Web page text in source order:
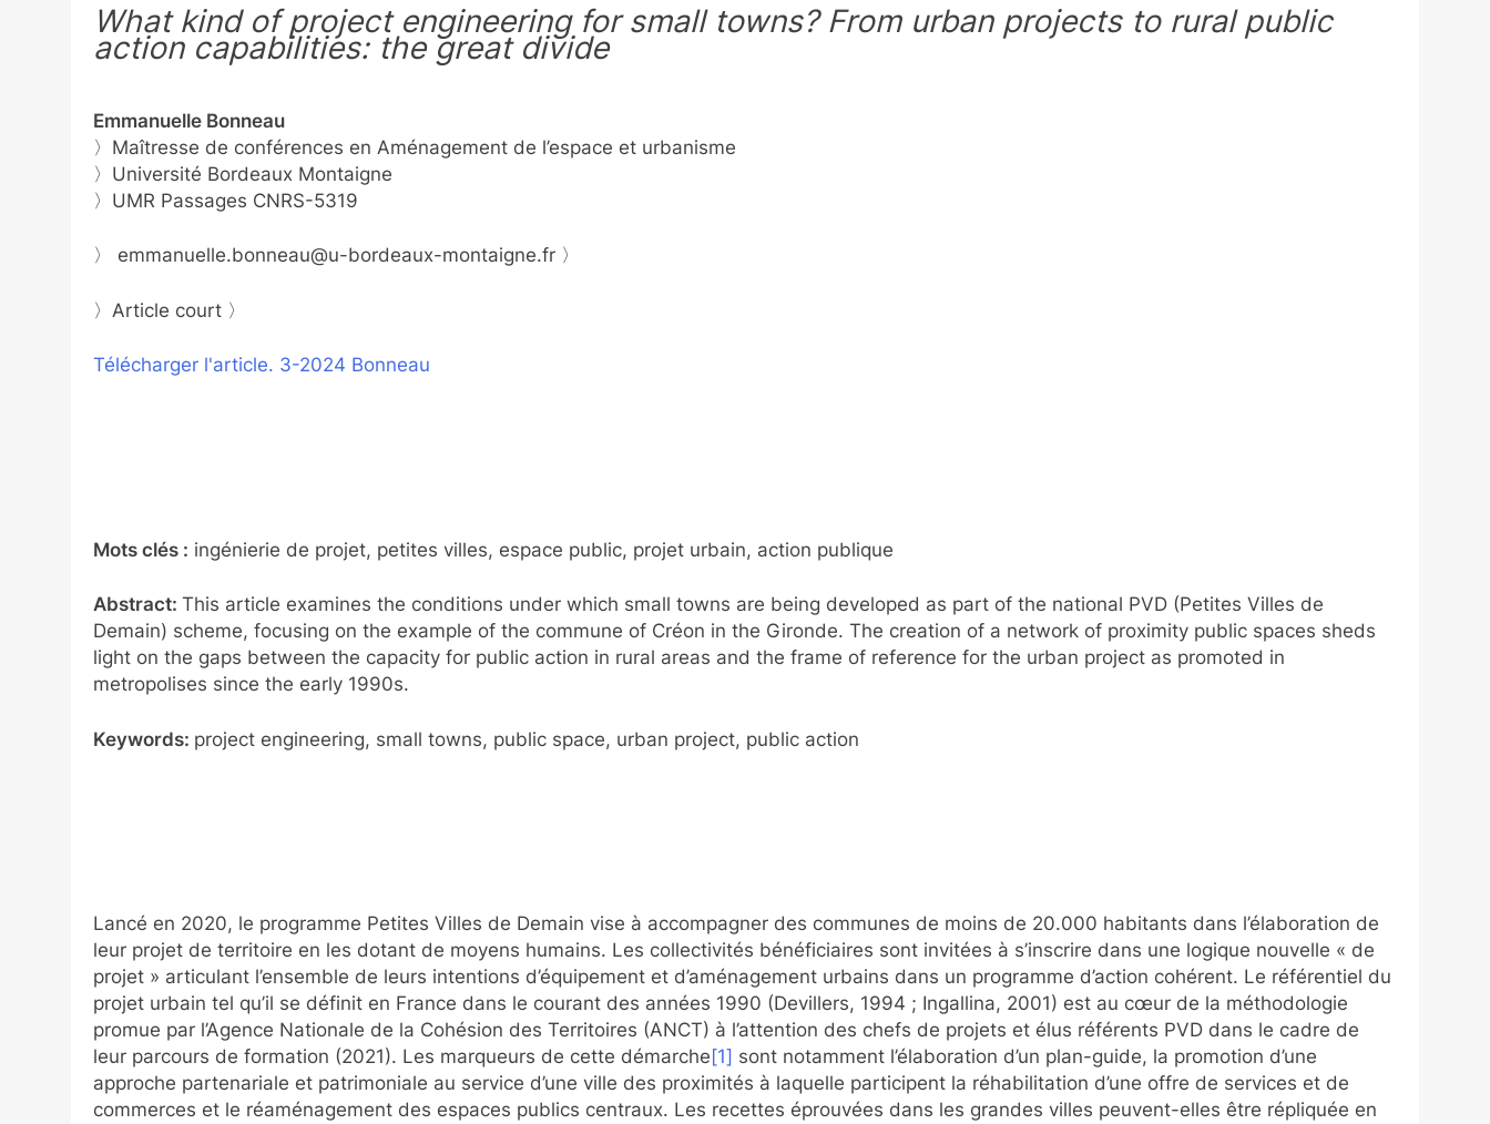
What kind of project engineering for small towns? From urban projects to rural public
action capabilities: the great divide
Emmanuelle Bonneau
〉Maîtresse de conférences en Aménagement de l’espace et urbanisme
〉Université Bordeaux Montaigne
〉UMR Passages CNRS-5319
〉 emmanuelle.bonneau@u-bordeaux-montaigne.fr 〉
〉Article court 〉
Télécharger l'article. 3-2024 Bonneau
Mots clés : ingénierie de projet, petites villes, espace public, projet urbain, action publique
Abstract: This article examines the conditions under which small towns are being developed as part of the national PVD (Petites Villes de
Demain) scheme, focusing on the example of the commune of Créon in the Gironde. The creation of a network of proximity public spaces sheds
light on the gaps between the capacity for public action in rural areas and the frame of reference for the urban project as promoted in
metropolises since the early 1990s.
Keywords: project engineering, small towns, public space, urban project, public action
Lancé en 2020, le programme Petites Villes de Demain vise à accompagner des communes de moins de 20.000 habitants dans l’élaboration de
leur projet de territoire en les dotant de moyens humains. Les collectivités bénéficiaires sont invitées à s’inscrire dans une logique nouvelle « de
projet » articulant l’ensemble de leurs intentions d’équipement et d’aménagement urbains dans un programme d’action cohérent. Le référentiel du
projet urbain tel qu’il se définit en France dans le courant des années 1990 (Devillers, 1994 ; Ingallina, 2001) est au cœur de la méthodologie
promue par l’Agence Nationale de la Cohésion des Territoires (ANCT) à l’attention des chefs de projets et élus référents PVD dans le cadre de
leur parcours de formation (2021). Les marqueurs de cette démarche [1] sont notamment l’élaboration d’un plan-guide, la promotion d’une
approche partenariale et patrimoniale au service d’une ville des proximités à laquelle participent la réhabilitation d’une offre de services et de
commerces et le réaménagement des espaces publics centraux. Les recettes éprouvées dans les grandes villes peuvent-elles être répliquée en